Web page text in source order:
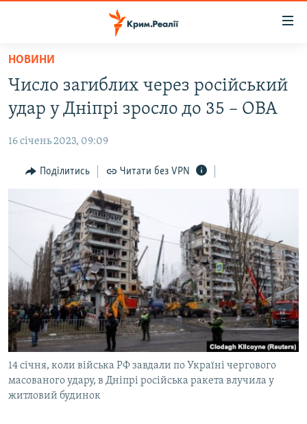
Перейти
основного
матеріалу
Перейти
до
навігації
ВІДЕО ТА ФОТО
ПОЛІТИКА
БЛОГИ
ІНТЕРВ'Ю
ВСЕ ЗА ДЕНЬ
СПЕЦПРОЕКТИ
ДЕПОРТАЦІЯ
ВІДЕОУРОКИ «ELIFBE»
СВІДЧЕННЯ ОКУПАЦІЇ
УКРАЇНСЬКА ПРОБЛЕМА КРИМУ
ІНФОГРАФІКА
ЯК ОБІЙТИ БЛОКУВАННЯ
Русский
Qırımtatar
ДОЛУЧАЙСЯ!
НОВИНИ
Число загиблих через російський
удар у Дніпрі зросло до 35 – ОВА
16 січень 2023, 09:09
Поділитись Читати без VPN
14 січня, коли війська РФ завдали по Україні чергового
масованого удару, в Дніпрі російська ракета влучила у
житловий будинок